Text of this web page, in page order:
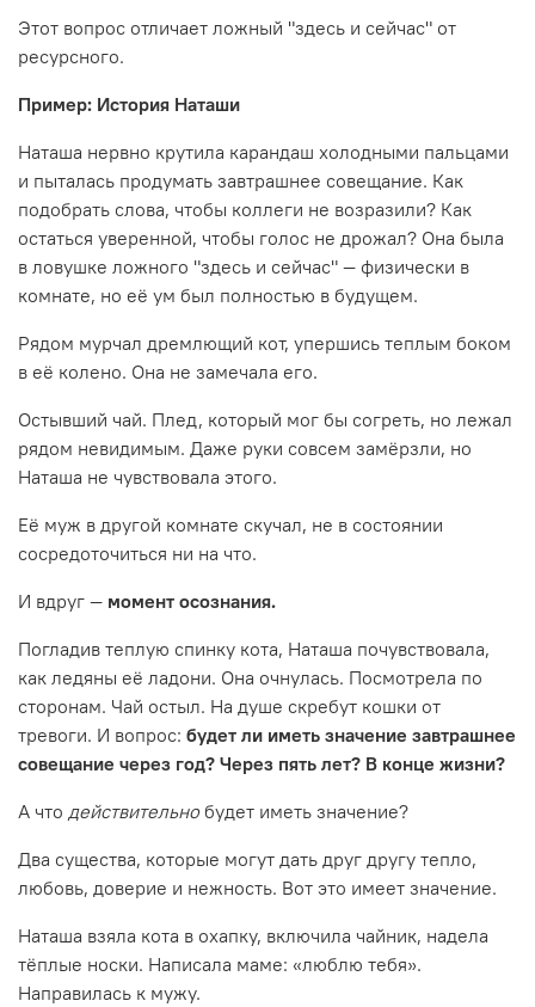
Этот вопрос отличает ложный "здесь и сейчас" от
ресурсного.
Пример: История Наташи
Наташа нервно крутила карандаш холодными пальцами
и пыталась продумать завтрашнее совещание. Как
подобрать слова, чтобы коллеги не возразили? Как
остаться уверенной, чтобы голос не дрожал? Она была
в ловушке ложного "здесь и сейчас" — физически в
комнате, но её ум был полностью в будущем.
Рядом мурчал дремлющий кот, упершись теплым боком
в её колено. Она не замечала его.
Остывший чай. Плед, который мог бы согреть, но лежал
рядом невидимым. Даже руки совсем замёрзли, но
Наташа не чувствовала этого.
Её муж в другой комнате скучал, не в состоянии
сосредоточиться ни на что.
И вдруг — момент осознания.
Погладив теплую спинку кота, Наташа почувствовала,
как ледяны её ладони. Она очнулась. Посмотрела по
сторонам. Чай остыл. На душе скребут кошки от
тревоги. И вопрос: будет ли иметь значение завтрашнее
совещание через год? Через пять лет? В конце жизни?
А что действительно будет иметь значение?
Два существа, которые могут дать друг другу тепло,
любовь, доверие и нежность. Вот это имеет значение.
Наташа взяла кота в охапку, включила чайник, надела
тёплые носки. Написала маме: «люблю тебя».
Направилась к мужу.